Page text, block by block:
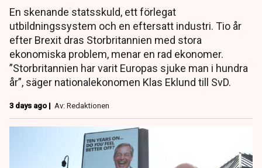
En skenande statsskuld, ett förlegat
utbildningssystem och en eftersatt industri. Tio år
efter Brexit dras Storbritannien med stora
ekonomiska problem, menar en rad ekonomer.
”Storbritannien har varit Europas sjuke man i hundra
år”, säger nationalekonomen Klas Eklund till SvD.
3 days ago | Av: Redaktionen